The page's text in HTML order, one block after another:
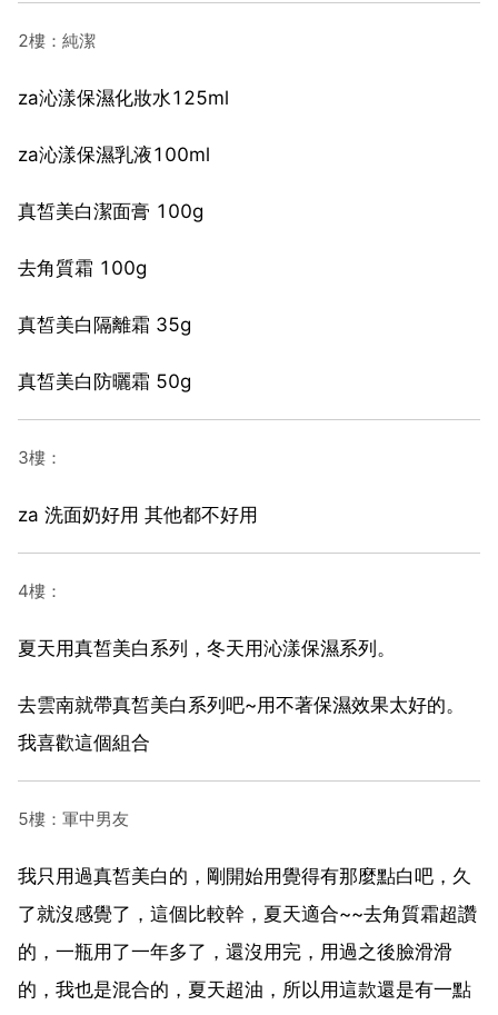
2樓：純潔
za沁漾保濕化妝水125ml
za沁漾保濕乳液100ml
真皙美白潔面膏 100g
去角質霜 100g
真皙美白隔離霜 35g
真皙美白防曬霜 50g
3樓：
za 洗面奶好用 其他都不好用
4樓：
夏天用真皙美白系列，冬天用沁漾保濕系列。
去雲南就帶真皙美白系列吧~用不著保濕效果太好的。
我喜歡這個組合
5樓：軍中男友
我只用過真皙美白的，剛開始用覺得有那麼點白吧，久
了就沒感覺了，這個比較幹，夏天適合~~去角質霜超讚
的，一瓶用了一年多了，還沒用完，用過之後臉滑滑
的，我也是混合的，夏天超油，所以用這款還是有一點